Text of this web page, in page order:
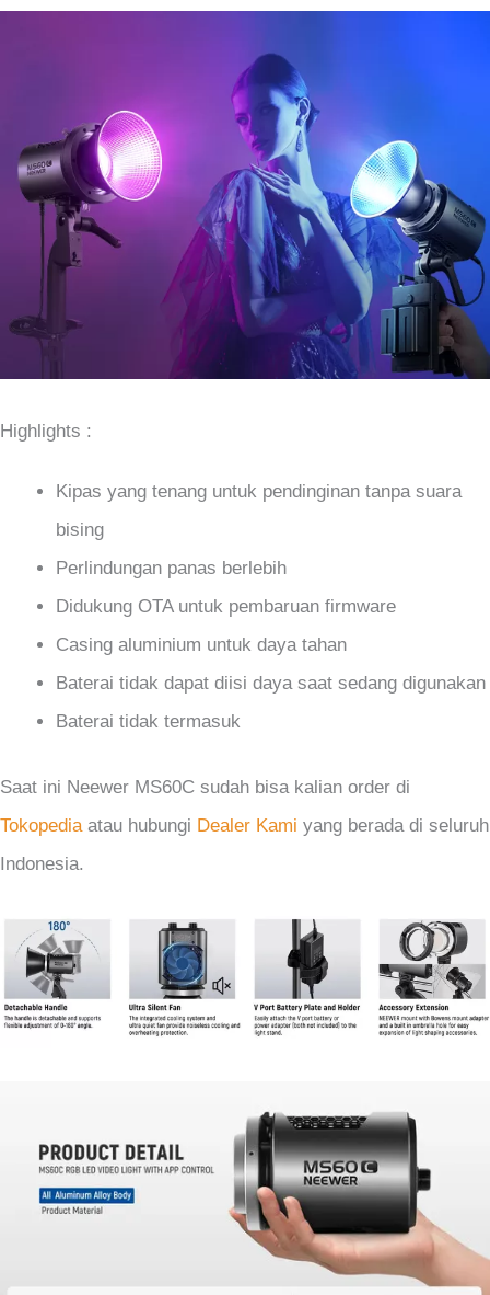
Highlights :
Kipas yang tenang untuk pendinginan tanpa suara
bising
Perlindungan panas berlebih
Didukung OTA untuk pembaruan firmware
Casing aluminium untuk daya tahan
Baterai tidak dapat diisi daya saat sedang digunakan
Baterai tidak termasuk
Saat ini Neewer MS60C sudah bisa kalian order di
Tokopediaatau hubungi Dealer Kami yang berada di seluruh
Indonesia.